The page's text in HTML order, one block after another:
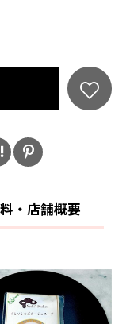
ージュスープ
ースープ
トロー
菜スー
・店舗概要